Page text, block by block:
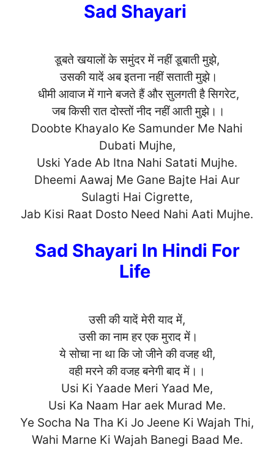
Sad Shayari
डूबते खयालों के समुंदर में नहीं डूबाती मुझे,
उसकी यादें अब इतना नहीं सताती मुझे।
धीमी आवाज में गाने बजते हैं और सुलगती है सिगरेट,
जब किसी रात दोस्तों नीद नहीं आती मुझे।।
Doobte Khayalo Ke Samunder Me Nahi
Dubati Mujhe,
Uski Yade Ab Itna Nahi Satati Mujhe.
Dheemi Aawaj Me Gane Bajte Hai Aur
Sulagti Hai Cigrette,
Jab Kisi Raat Dosto Need Nahi Aati Mujhe.
Sad Shayari In Hindi For
Life
उसी की यादें मेरी याद में,
उसी का नाम हर एक मुराद में।
ये सोचा ना था कि जो जीने की वजह थी,
वही मरने की वजह बनेगी बाद में।।
Usi Ki Yaade Meri Yaad Me,
Usi Ka Naam Har aek Murad Me.
Ye Socha Na Tha Ki Jo Jeene Ki Wajah Thi,
Wahi Marne Ki Wajah Banegi Baad Me.